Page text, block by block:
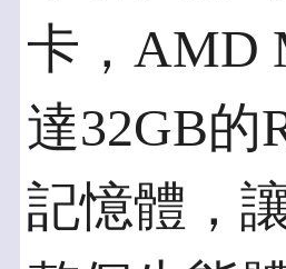
卡，AMD
達32GB的
記憶體，